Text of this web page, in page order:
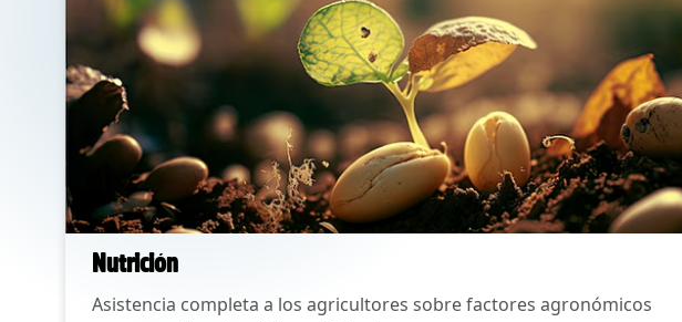
Nutrición
Asistencia completa a los agricultores sobre factores agronómicos